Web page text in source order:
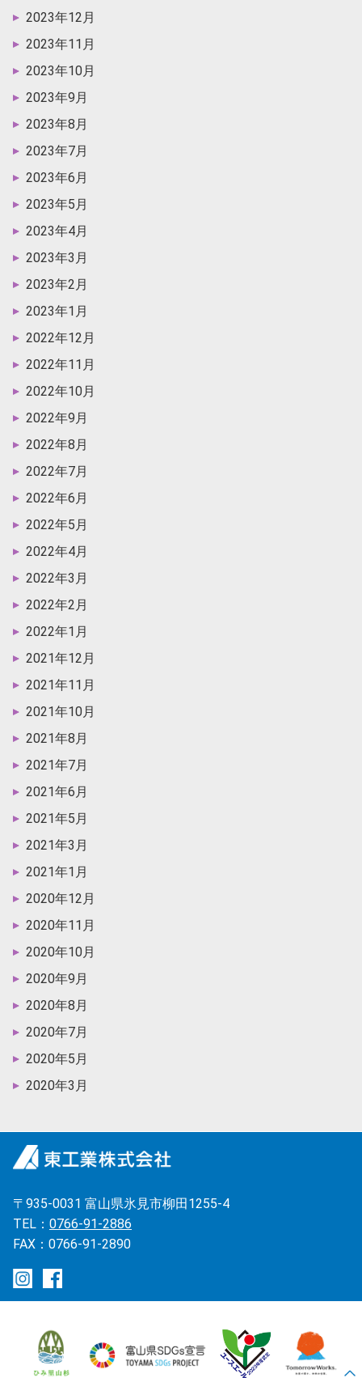
2023年12月
2023年11月
2023年10月
2023年9月
2023年8月
2023年7月
2023年6月
2023年5月
2023年4月
2023年3月
2023年2月
2023年1月
2022年12月
2022年11月
2022年10月
2022年9月
2022年8月
2022年7月
2022年6月
2022年5月
2022年4月
2022年3月
2022年2月
2022年1月
2021年12月
2021年11月
2021年10月
2021年8月
2021年7月
2021年6月
2021年5月
2021年3月
2021年1月
2020年12月
2020年11月
2020年10月
2020年9月
2020年8月
2020年7月
2020年5月
2020年3月
〒935-0031 富山県氷見市柳田1255-4
TEL： 0766-91-2886
FAX：0766-91-2890